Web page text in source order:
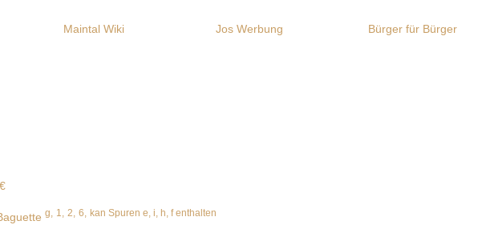
Maintal Wiki Jos Werbung Bürger für Bürger
g, 1, 2, 6, kan Spuren e, i, h, f enthalten